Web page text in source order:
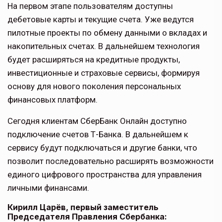
На первом этапе пользователям доступны
дебетовые карты и текущие счета. Уже ведутся
пилотные проекты по обмену данными о вкладах и
накопительных счетах. В дальнейшем технология
будет расширяться на кредитные продукты,
инвестиционные и страховые сервисы, формируя
основу для нового поколения персональных
финансовых платформ.
Сегодня клиентам СберБанк Онлайн доступно
подключение счетов Т-Банка. В дальнейшем к
сервису будут подключаться и другие банки, что
позволит последовательно расширять возможности
единого цифрового пространства для управления
личными финансами.
Кирилл Царёв, первый заместитель
Председателя Правления Сбербанка: